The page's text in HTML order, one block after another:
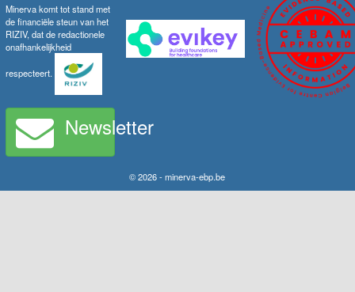
Minerva komt tot stand met
de financiële steun van het
RIZIV, dat de redactionele
onafhankelijkheid
respecteert.
Newsletter
© 2026 - minerva-ebp.be